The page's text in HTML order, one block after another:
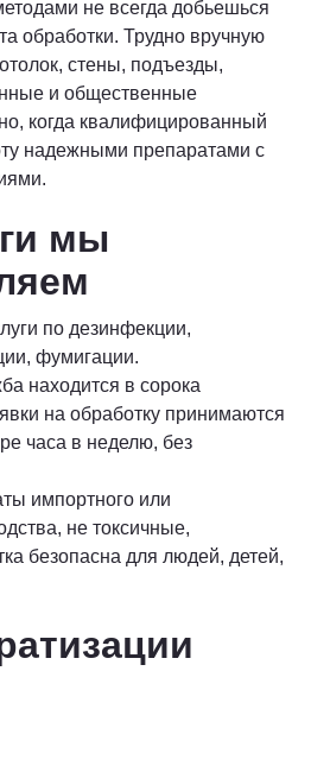
не всегда добьешься
обработки. Трудно вручную
стены, подъезды,
и общественные
когда квалифицированный
надежными препаратами с
мы
по дезинфекции,
фумигации.
находится в сорока
на обработку принимаются
часа в неделю, без
импортного или
не токсичные,
безопасна для людей, детей,